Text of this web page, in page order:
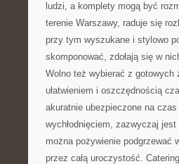
ludzi, a komplety mogą być
terenie Warszawy, raduje się
przy tym wyszukane i stylowo
skomponować, zdołają się w
Wolno też wybierać z gotowych
ułatwieniem i oszczędnością
akuratnie ubezpieczone na
wychłodnięciem, zazwyczaj
można pożywienie podgrzewać
przez całą uroczystość.